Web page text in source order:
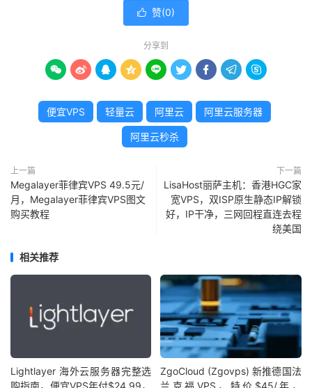
 赞(0)
分享到
        
便宜VPS 轻量云 阿里云 阿里云服务器
阿里云秒杀
上一篇
Megalayer菲律宾VPS 49.5元/
月，Megalayer菲律宾VPS图文
购买教程
下一篇
LisaHost丽萨主机：香港HGC家
宽VPS，双ISP原生静态IP解锁
好，IP干净，三网回程直连去程
绕美国
相关推荐
Lightlayer 海外云服务器完整选
购指南，便宜VPS年付$24.99，
ZgoCloud (Zgovps) 新推德国法
兰克福VPS，特价$45/年，